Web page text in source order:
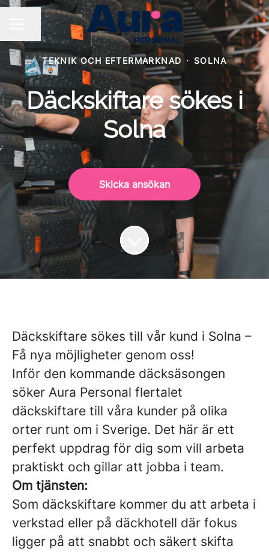
KARRIÄRMENY
Dela sidan
TEKNIK OCH EFTERMARKNAD · SOLNA
Däckskiftare sökes i
Solna
Skicka ansökan
Däckskiftare sökes till vår kund i Solna –
Få nya möjligheter genom oss!
Inför den kommande däcksäsongen
söker Aura Personal flertalet
däckskiftare till våra kunder på olika
orter runt om i Sverige. Det här är ett
perfekt uppdrag för dig som vill arbeta
praktiskt och gillar att jobba i team.
Om tjänsten:
Som däckskiftare kommer du att arbeta i
verkstad eller på däckhotell där fokus
ligger på att snabbt och säkert skifta